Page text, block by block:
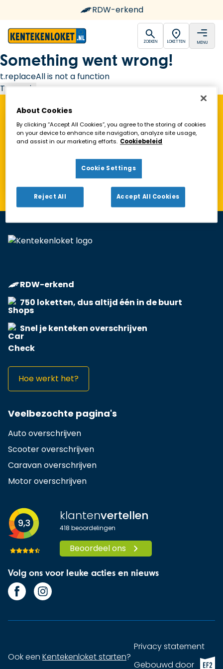
RDW-erkend
open
ZOEKEN LOKETTEN MENU
Something went wrong!
t.replaceAll is not a function
Try again
Vind een Kentekenloket in de buurt!
Toon alleen geopende loketten
RDW-erkend
750 loketten, dus altijd één in de buurt
Snel je kenteken overschrijven
Hoe werkt het?
Veelbezochte pagina's
Auto overschrijven
Scooter overschrijven
Caravan overschrijven
Motor overschrijven
9,3 klantenvertellen
418 beoordelingen
Beoordeel ons
Volg ons voor leuke acties en nieuws
Ook een Kentekenloket starten?
Privacy statement
Gebouwd doorEF2
About Cookies
By clicking “Accept All Cookies”, you agree to the storing of cookies
on your device to enhance site navigation, analyze site usage,
and assist in our marketing efforts. Cookiebeleid
Cookie Settings
Reject All Accept All Cookies